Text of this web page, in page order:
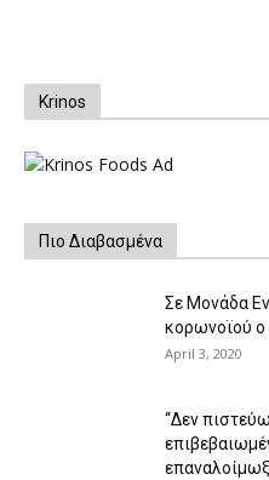
Krinos
Πιο Διαβασμένα
Σε Μονάδα
κορωνοϊού ο
April 3, 2020
“Δεν